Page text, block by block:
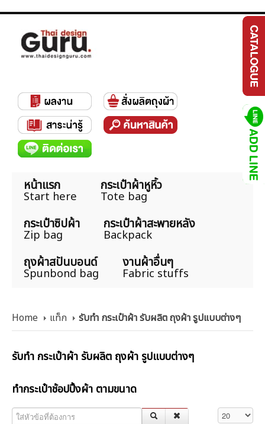
หน้าแรก
Start here
กระเป๋าผ้าหูหิ้ว
Tote bag
กระเป๋าซิปผ้า
Zip bag
กระเป๋าผ้าสะพายหลัง
Backpack
ถุงผ้าสปันบอนด์
Spunbond bag
งานผ้าอื่นๆ
Fabric stuffs
Home แท็ก รับทำ กระเป๋าผ้า รับผลิต ถุงผ้า รูปแบบต่างๆ
รับทำ กระเป๋าผ้า รับผลิต ถุงผ้า รูปแบบต่างๆ
ทำกระเป๋าช้อปปิ้งผ้า ตามขนาด
ใส่หัวข้อที่ต้องการ แสดง #